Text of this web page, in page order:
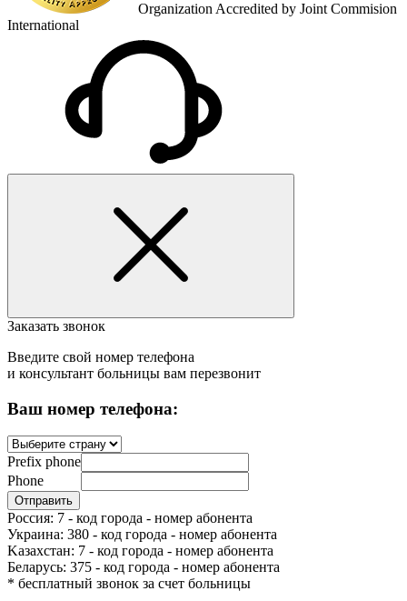
Organization Accredited by Joint Commision
International
Заказать звонок
Введите свой номер телефона
и консультант больницы вам перезвонит
Ваш номер телефона:
Prefix phone
Phone
Россия: 7 - код города - номер абонента
Украина: 380 - код города - номер абонента
Kазахстан: 7 - код города - номер абонента
Беларусь: 375 - код города - номер абонента
* бесплатный звонок за счет больницы